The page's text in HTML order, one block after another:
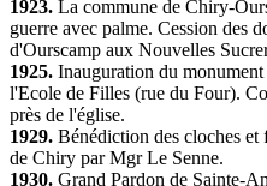
1923. La commune de Chiry-
guerre avec palme. Cession des
d'Ourscamp aux Nouvelles
1925. Inauguration du
l'Ecole de Filles (rue du Four).
près de l'église.
1929. Bénédiction des cloches
de Chiry par Mgr Le Senne.
1930. Grand Pardon de Sainte-